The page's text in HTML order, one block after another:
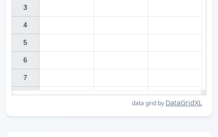
3
4
5
6
7
data grid by DataGridXL